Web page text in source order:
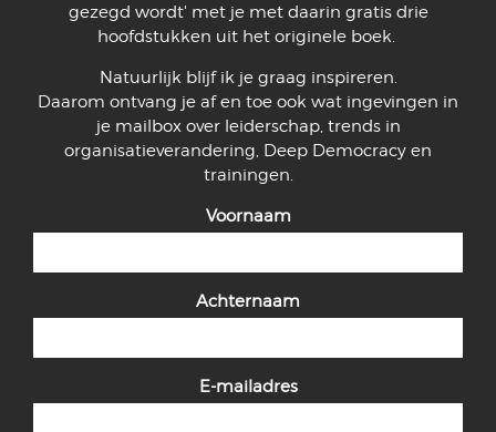
gezegd wordt' met je met daarin gratis drie
hoofdstukken uit het originele boek.
Natuurlijk blijf ik je graag inspireren.
Daarom ontvang je af en toe ook wat ingevingen in
je mailbox over leiderschap, trends in
organisatieverandering, Deep Democracy en
trainingen.
Voornaam
Achternaam
E-mailadres